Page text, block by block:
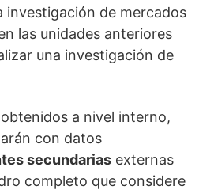
investigación de mercados
las unidades anteriores
una investigación de
a nivel interno,
con datos
secundarias externas
completo que considere